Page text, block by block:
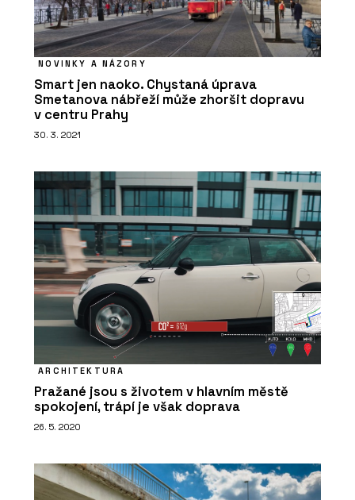
NOVINKY A NÁZORY
Smart jen naoko. Chystaná úprava
Smetanova nábřeží může zhoršit dopravu
v centru Prahy
30. 3. 2021
ARCHITEKTURA
Pražané jsou s životem v hlavním městě
spokojení, trápí je však doprava
26. 5. 2020